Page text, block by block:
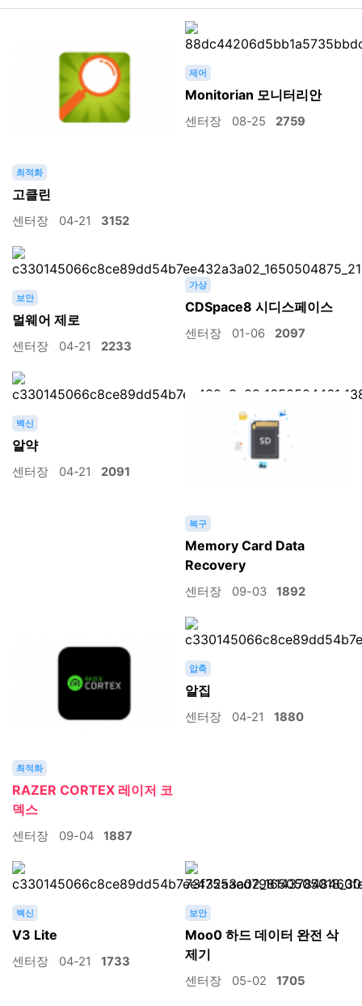
최적화
고클린
센터장 04-21 3152
제어
Monitorian 모니터리안
센터장 08-25 2759
보안
멀웨어 제로
센터장 04-21 2233
가상
CDSpace8 시디스페이스
센터장 01-06 2097
백신
알약
센터장 04-21 2091
복구
Memory Card Data
Recovery
센터장 09-03 1892
최적화
RAZER CORTEX 레이저 코
덱스
센터장 09-04 1887
압축
알집
센터장 04-21 1880
백신
V3 Lite
센터장 04-21 1733
보안
Moo0 하드 데이터 완전 삭
제기
센터장 05-02 1705